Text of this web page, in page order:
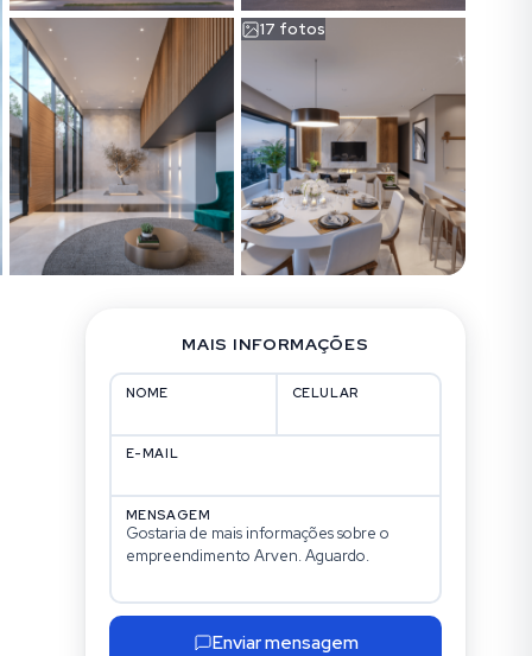
17 fotos
MAIS INFORMAÇÕES
NOME CELULAR
E-MAIL
MENSAGEM
Enviar mensagem